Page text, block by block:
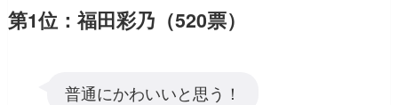
第1位：福田彩乃（520票）
普通にかわいいと思う！